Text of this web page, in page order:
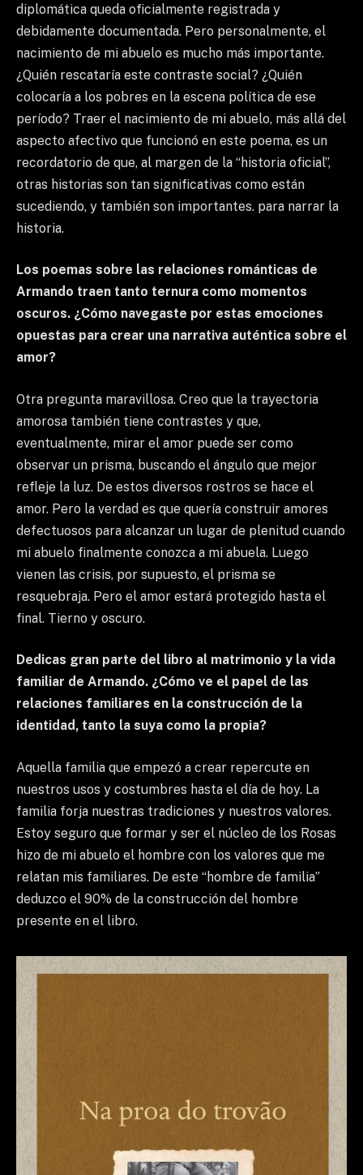
diplomática queda oficialmente registrada y
debidamente documentada. Pero personalmente, el
nacimiento de mi abuelo es mucho más importante.
¿Quién rescataría este contraste social? ¿Quién
colocaría a los pobres en la escena política de ese
período? Traer el nacimiento de mi abuelo, más allá del
aspecto afectivo que funcionó en este poema, es un
recordatorio de que, al margen de la “historia oficial”,
otras historias son tan significativas como están
sucediendo, y también son importantes. para narrar la
historia.
Los poemas sobre las relaciones románticas de
Armando traen tanto ternura como momentos
oscuros. ¿Cómo navegaste por estas emociones
opuestas para crear una narrativa auténtica sobre el
amor?
Otra pregunta maravillosa. Creo que la trayectoria
amorosa también tiene contrastes y que,
eventualmente, mirar el amor puede ser como
observar un prisma, buscando el ángulo que mejor
refleje la luz. De estos diversos rostros se hace el
amor. Pero la verdad es que quería construir amores
defectuosos para alcanzar un lugar de plenitud cuando
mi abuelo finalmente conozca a mi abuela. Luego
vienen las crisis, por supuesto, el prisma se
resquebraja. Pero el amor estará protegido hasta el
final. Tierno y oscuro.
Dedicas gran parte del libro al matrimonio y la vida
familiar de Armando. ¿Cómo ve el papel de las
relaciones familiares en la construcción de la
identidad, tanto la suya como la propia?
Aquella familia que empezó a crear repercute en
nuestros usos y costumbres hasta el día de hoy. La
familia forja nuestras tradiciones y nuestros valores.
Estoy seguro que formar y ser el núcleo de los Rosas
hizo de mi abuelo el hombre con los valores que me
relatan mis familiares. De este “hombre de familia”
deduzco el 90% de la construcción del hombre
presente en el libro.